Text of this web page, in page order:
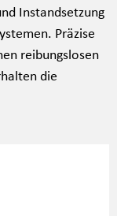
Instandsetzung
Präzise
reibungslosen
die